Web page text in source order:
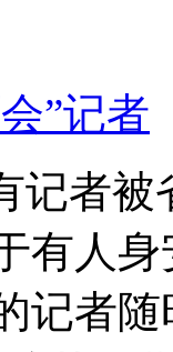
”记者
记者
有人
记者